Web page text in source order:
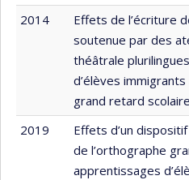
2014
Effets de l’écriture
soutenue par des
théâtrale
d’élèves
grand retard scolaire
2019
Effets d’un
de l’orthographe
apprentissages